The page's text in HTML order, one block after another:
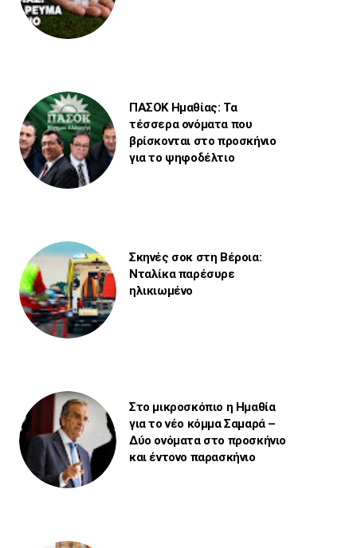
ΠΑΣΟΚ Ημαθίας: Τα
τέσσερα ονόματα που
βρίσκονται στο προσκήνιο
για το ψηφοδέλτιο
Σκηνές σοκ στη Βέροια:
Νταλίκα παρέσυρε
ηλικιωμένο
Στο μικροσκόπιο η Ημαθία
για το νέο κόμμα Σαμαρά –
Δύο ονόματα στο προσκήνιο
και έντονο παρασκήνιο